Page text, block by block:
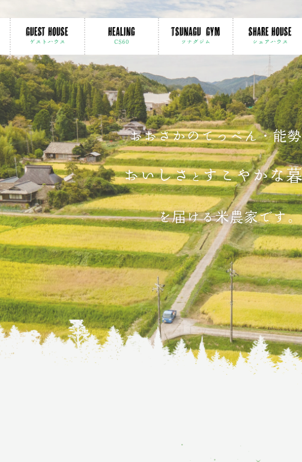
GUEST HOUSE
ゲストハウス
HEALING
CS60
TSUNAGU GYM
ツナグジム
SHARE HOUSE
シェアハウス
おおさかのてっぺん・能
おいしさとすこやかな
を届ける米農家です。